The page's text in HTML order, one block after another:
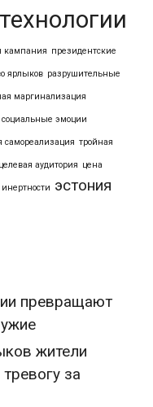
кампания президентские
ярлыков разрушительные
маргинализация
социальные эмоции
самореализация тройная
целевая аудитория цена
инертности эстония
превращают
жители
за